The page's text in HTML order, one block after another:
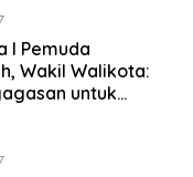
I Pemuda
Wakil Walikota:
untuk